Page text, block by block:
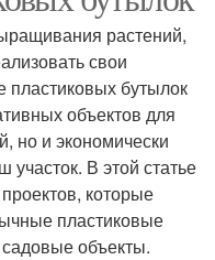
растений,
свои
пластиковых бутылок
объектов для
но и экономически
В этой статье
которые
пластиковые
объекты.